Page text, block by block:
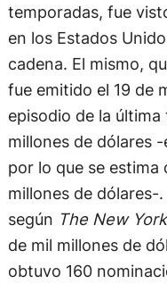
temporadas, fue
en los Estados
cadena. El mismo,
fue emitido el 19 de
episodio de la
millones de dólares
por lo que se estima
millones de dólares-
según The New
de mil millones de
obtuvo 160